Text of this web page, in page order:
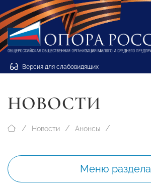
Версия для слабовидящих
НОВОСТИ
Новости Анонсы
Меню раздела